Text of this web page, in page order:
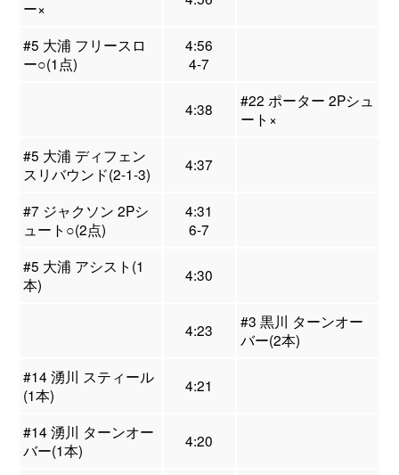
ー×
#5 大浦 フリースロ
ー○(1点)
4:56
4-7
4:38
#22 ポーター 2Pシュ
ート×
#5 大浦 ディフェン
スリバウンド(2-1-3)
4:37
#7 ジャクソン 2Pシ
ュート○(2点)
4:31
6-7
#5 大浦 アシスト(1
本)
4:30
4:23
#3 黒川 ターンオー
バー(2本)
#14 湧川 スティール
(1本)
4:21
#14 湧川 ターンオー
バー(1本)
4:20